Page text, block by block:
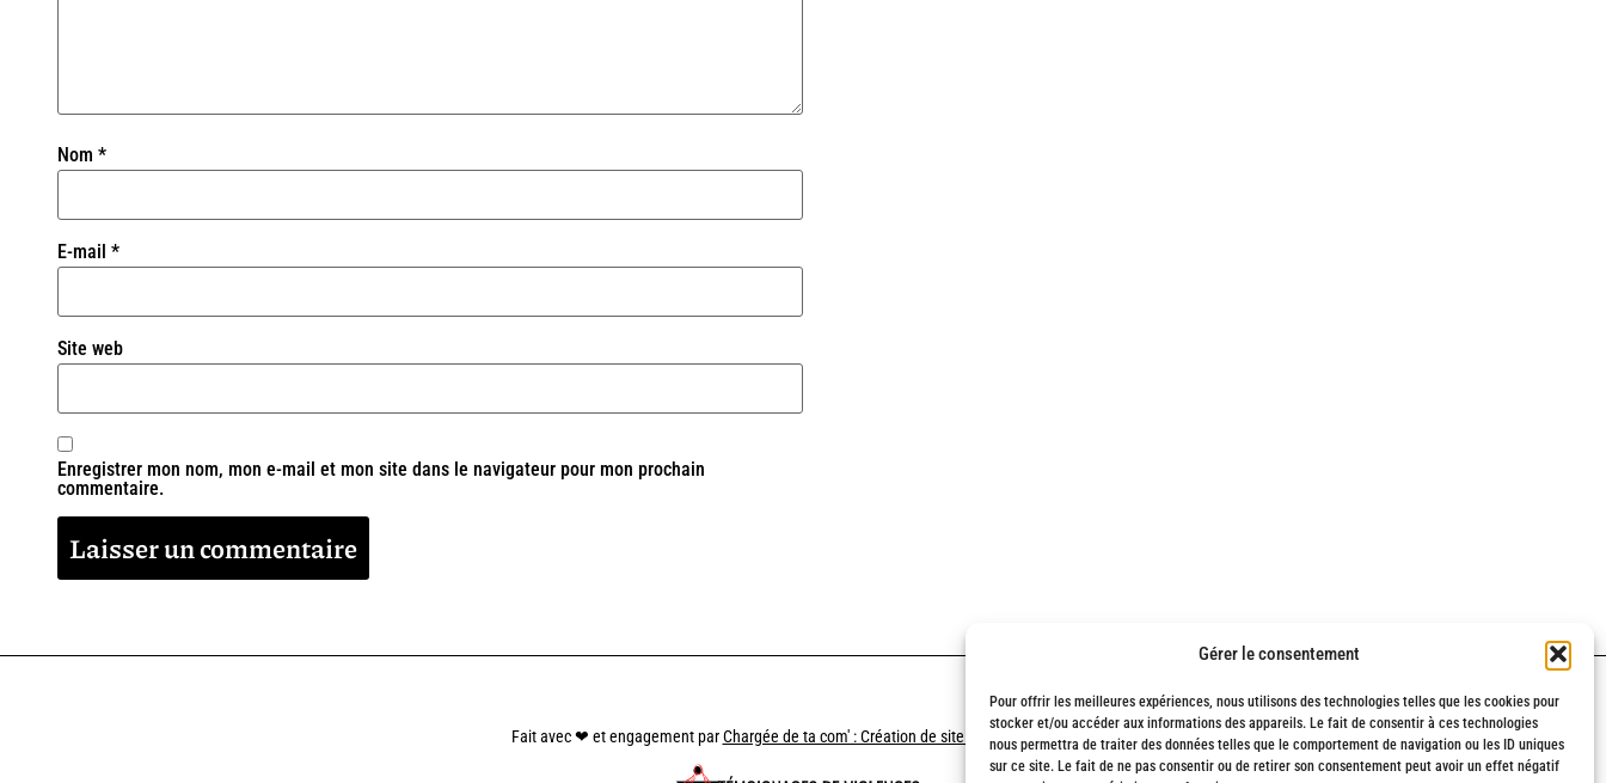
Gérer le consentement
Pour offrir les meilleures expériences, nous utilisons des technologies telles que les cookies pour
stocker et/ou accéder aux informations des appareils. Le fait de consentir à ces technologies
nous permettra de traiter des données telles que le comportement de navigation ou les ID uniques
sur ce site. Le fait de ne pas consentir ou de retirer son consentement peut avoir un effet négatif
Nom *
E-mail *
Site web
Enregistrer mon nom, mon e-mail et mon site dans le navigateur pour mon prochain
commentaire.
Fait avec❤ et engagement parChargée de ta com' : Création de site internet à Marseille